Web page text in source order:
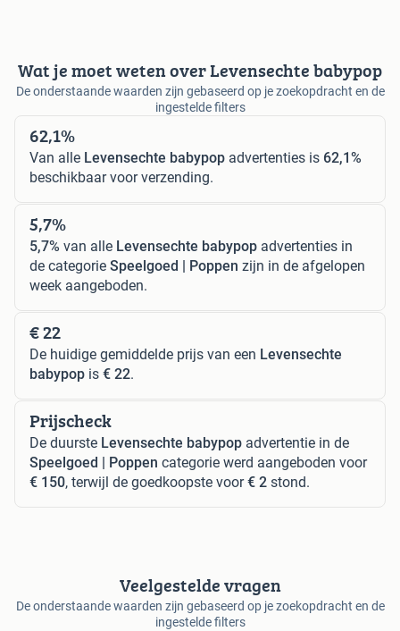
Wat je moet weten over Levensechte babypop
De onderstaande waarden zijn gebaseerd op je zoekopdracht en de
ingestelde filters
62,1%
Van alle Levensechte babypop advertenties is 62,1%
beschikbaar voor verzending.
5,7%
5,7% van alle Levensechte babypop advertenties in
de categorie Speelgoed | Poppen zijn in de afgelopen
week aangeboden.
€ 22
De huidige gemiddelde prijs van een Levensechte
babypop is € 22.
Prijscheck
De duurste Levensechte babypop advertentie in de
Speelgoed | Poppen categorie werd aangeboden voor
€ 150, terwijl de goedkoopste voor€ 2 stond.
Veelgestelde vragen
De onderstaande waarden zijn gebaseerd op je zoekopdracht en de
ingestelde filters